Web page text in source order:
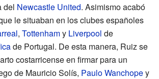
del Newcastle United. Asimismo acabó
le situaban en los clubes españoles
, Tottenhamy Liverpool de
de Portugal. De esta manera, Ruiz se
costarricense en firmar para un
de Mauricio Solís, Paulo Wanchopey